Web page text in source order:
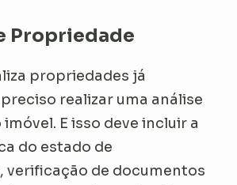
Propriedade
propriedades já
realizar uma análise
E isso deve incluir a
do estado de
verificação de documentos